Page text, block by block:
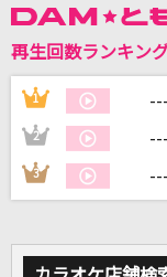
再生回数ランキン
1
2
3